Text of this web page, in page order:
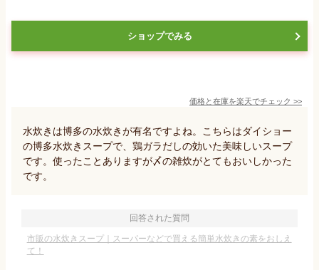
ショップでみる
価格と在庫を楽天でチェック >>
水炊きは博多の水炊きが有名ですよね。こちらはダイショー
の博多水炊きスープで、鶏ガラだしの効いた美味しいスープ
です。使ったことありますが〆の雑炊がとてもおいしかった
です。
回答された質問
市販の水炊きスープ｜スーパーなどで買える簡単水炊きの素をおしえ
て！